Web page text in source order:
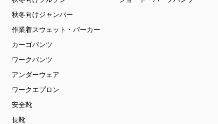
秋冬向けジャンパー
作業着スウェット・パーカー
カーゴパンツ
ワークパンツ
アンダーウェア
ワークエプロン
安全靴
長靴